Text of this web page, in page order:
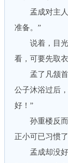
孟成对主人
准备。”
说着，目光
看，可要先取
孟了凡颔首
公子沐浴过后
好！”
孙重楼反而
正小可已习惯
孟成却没好